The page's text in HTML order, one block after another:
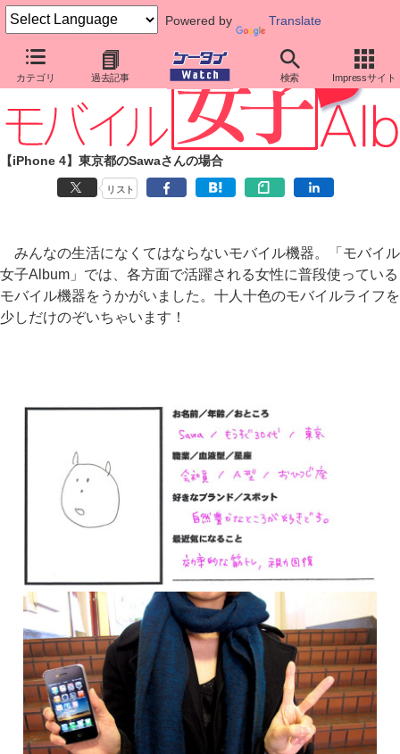
Powered by Translate
カテゴリ 過去記事 検索 Impressサイト
【iPhone 4】東京都のSawaさんの場合
リスト
みんなの生活になくてはならないモバイル機器。「モバイル
女子Album」では、各方面で活躍される女性に普段使っている
モバイル機器をうかがいました。十人十色のモバイルライフを
少しだけのぞいちゃいます！